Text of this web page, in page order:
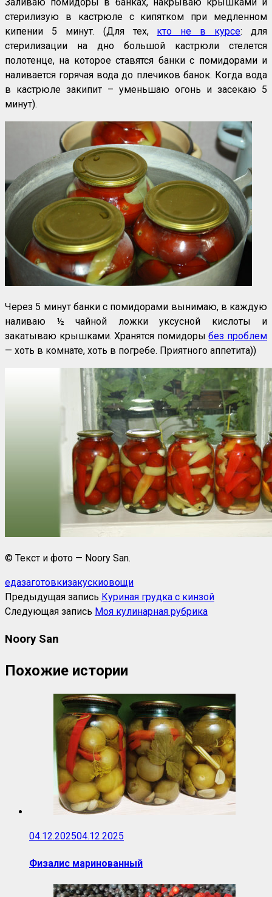
Заливаю помидоры в банках, накрываю крышками и
стерилизую в кастрюле с кипятком при медленном
кипении 5 минут. (Для тех, кто не в курсе: для
стерилизации на дно большой кастрюли стелется
полотенце, на которое ставятся банки с помидорами и
наливается горячая вода до плечиков банок. Когда вода
в кастрюле закипит – уменьшаю огонь и засекаю 5
минут).
Через 5 минут банки с помидорами вынимаю, в каждую
наливаю ½ чайной ложки уксусной кислоты и
закатываю крышками. Хранятся помидорыбез проблем
— хоть в комнате, хоть в погребе. Приятного аппетита))
© Текст и фото — Noory San.
едазаготовкизакускиовощи
Предыдущая запись Куриная грудка с кинзой
Следующая запись Моя кулинарная рубрика
Noory San
Похожие истории
04.12.202504.12.2025
Физалис маринованный